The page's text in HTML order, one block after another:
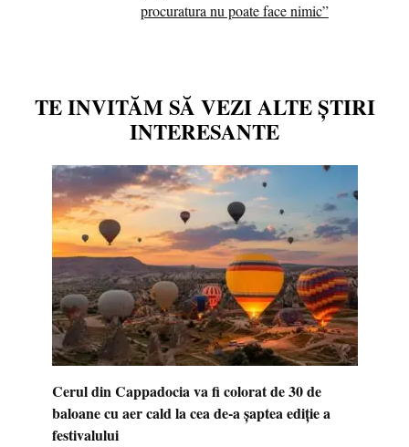
procuratura nu poate face nimic”
TE INVITĂM SĂ VEZI ALTE ȘTIRI
INTERESANTE
Cerul din Cappadocia va fi colorat de 30 de
baloane cu aer cald la cea de-a șaptea ediție a
festivalului